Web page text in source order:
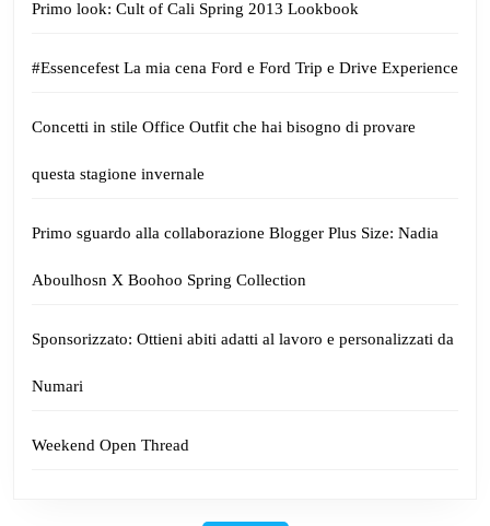
Primo look: Cult of Cali Spring 2013 Lookbook
#Essencefest La mia cena Ford e Ford Trip e Drive Experience
Concetti in stile Office Outfit che hai bisogno di provare
questa stagione invernale
Primo sguardo alla collaborazione Blogger Plus Size: Nadia
Aboulhosn X Boohoo Spring Collection
Sponsorizzato: Ottieni abiti adatti al lavoro e personalizzati da
Numari
Weekend Open Thread